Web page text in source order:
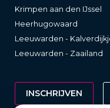
Krimpen aan den IJssel
Heerhugowaard
Leeuwarden -
Leeuwarden - Zaailand
INSCHRIJVEN